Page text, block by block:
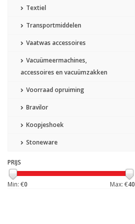
Textiel
Transportmiddelen
Vaatwas accessoires
Vacuümeermachines,
accessoires en vacuümzakken
Voorraad opruiming
Bravilor
Koopjeshoek
Stoneware
PRIJS
Min: €0 Max: €40